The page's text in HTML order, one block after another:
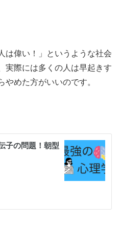
は偉い！」というような社会
実際には多くの人は早起きす
やめた方がいいのです。